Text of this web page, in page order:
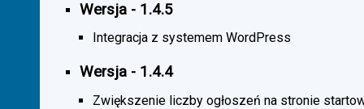
Wersja - 1.4.5
Integracja z systemem WordPress
Wersja - 1.4.4
Zwiększenie liczby ogłoszeń na stronie